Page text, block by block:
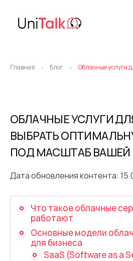
Виртуальная АТС
Виджет обратный звонок
Запись телефонных
Речевая аналитика
Ресурсы
База знаний
API
О нас
Партнеры
Про компанию
Карьера
Контакты
Главная > Блог > Облачные услуги
ОБЛАЧНЫЕ УСЛУГИ
ВЫБРАТЬ
ПОД МАСШТАБ
Дата обновления контента:
Что такое облачные
работают
Основные модели
для бизнеса
SaaS (Software as a